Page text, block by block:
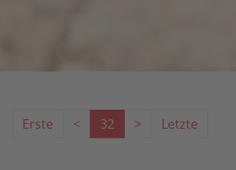
Erste < 32 > Letzte